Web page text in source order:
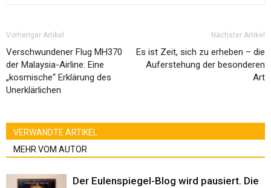
Vorheriger Artikel
Verschwundener Flug MH370
der Malaysia-Airline: Eine
„kosmische“ Erklärung des
Unerklärlichen
Nächster Artikel
Es ist Zeit, sich zu erheben – die
Auferstehung der besonderen
Art
VERWANDTE ARTIKEL
MEHR VOM AUTOR
Der Eulenspiegel-Blog wird pausiert. Die